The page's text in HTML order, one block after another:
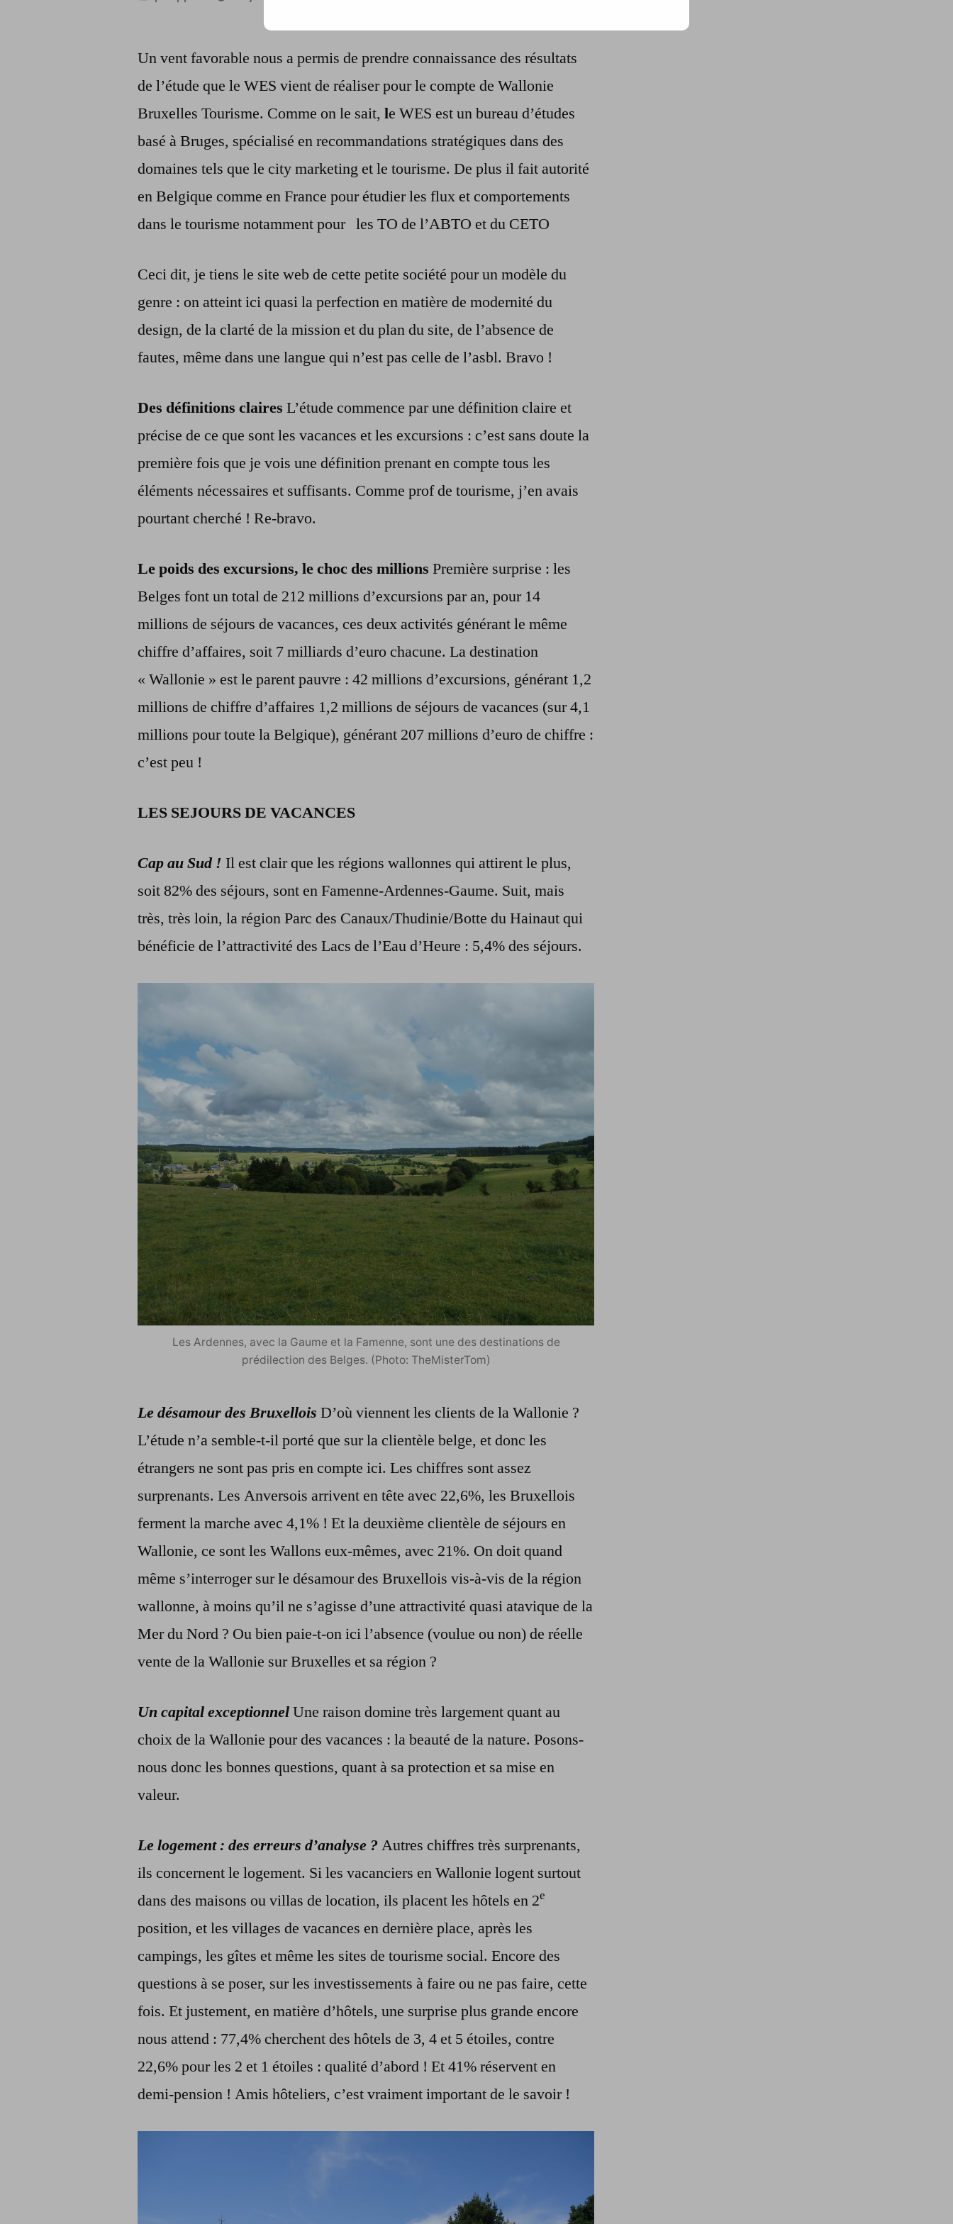
Wallonie,
parent
des
destinations
de
vacances
Un vent favorable nous a permis de prendre connaissance des résultats
de l’étude que le WES vient de réaliser pour le compte de Wallonie
Bruxelles Tourisme. Comme on le sait, le WES est un bureau d’études
basé à Bruges, spécialisé en recommandations stratégiques dans des
domaines tels que le city marketing et le tourisme. De plus il fait autorité
en Belgique comme en France pour étudier les flux et comportements
dans le tourisme notamment pour les TO de l’ABTO et du CETO
Ceci dit, je tiens le site web de cette petite société pour un modèle du
genre : on atteint ici quasi la perfection en matière de modernité du
design, de la clarté de la mission et du plan du site, de l’absence de
fautes, même dans une langue qui n’est pas celle de l’asbl. Bravo !
Des définitions claires L’étude commence par une définition claire et
précise de ce que sont les vacances et les excursions : c’est sans doute la
première fois que je vois une définition prenant en compte tous les
éléments nécessaires et suffisants. Comme prof de tourisme, j’en avais
pourtant cherché ! Re-bravo.
Le poids des excursions, le choc des millions Première surprise : les
Belges font un total de 212 millions d’excursions par an, pour 14
millions de séjours de vacances, ces deux activités générant le même
chiffre d’affaires, soit 7 milliards d’euro chacune. La destination
« Wallonie » est le parent pauvre : 42 millions d’excursions, générant 1,2
millions de chiffre d’affaires 1,2 millions de séjours de vacances (sur 4,1
millions pour toute la Belgique), générant 207 millions d’euro de chiffre :
c’est peu !
LES SEJOURS DE VACANCES
Cap au Sud ! Il est clair que les régions wallonnes qui attirent le plus,
soit 82% des séjours, sont en Famenne-Ardennes-Gaume. Suit, mais
très, très loin, la région Parc des Canaux/Thudinie/Botte du Hainaut qui
bénéficie de l’attractivité des Lacs de l’Eau d’Heure : 5,4% des séjours.
Les Ardennes, avec la Gaume et la Famenne, sont une des destinations de
prédilection des Belges. (Photo: TheMisterTom)
Le désamour des Bruxellois D’où viennent les clients de la Wallonie ?
L’étude n’a semble-t-il porté que sur la clientèle belge, et donc les
étrangers ne sont pas pris en compte ici. Les chiffres sont assez
surprenants. Les Anversois arrivent en tête avec 22,6%, les Bruxellois
ferment la marche avec 4,1% ! Et la deuxième clientèle de séjours en
Wallonie, ce sont les Wallons eux-mêmes, avec 21%. On doit quand
même s’interroger sur le désamour des Bruxellois vis-à-vis de la région
wallonne, à moins qu’il ne s’agisse d’une attractivité quasi atavique de la
Mer du Nord ? Ou bien paie-t-on ici l’absence (voulue ou non) de réelle
vente de la Wallonie sur Bruxelles et sa région ?
Un capital exceptionnelUne raison domine très largement quant au
choix de la Wallonie pour des vacances : la beauté de la nature. Posons-
nous donc les bonnes questions, quant à sa protection et sa mise en
valeur.
Le logement : des erreurs d’analyse ?Autres chiffres très surprenants,
ils concernent le logement. Si les vacanciers en Wallonie logent surtout
dans des maisons ou villas de location, ils placent les hôtels en 2e
position, et les villages de vacances en dernière place, après les
campings, les gîtes et même les sites de tourisme social. Encore des
questions à se poser, sur les investissements à faire ou ne pas faire, cette
fois. Et justement, en matière d’hôtels, une surprise plus grande encore
nous attend : 77,4% cherchent des hôtels de 3, 4 et 5 étoiles, contre
22,6% pour les 2 et 1 étoiles : qualité d’abord ! Et 41% réservent en
demi-pension ! Amis hôteliers, c’est vraiment important de le savoir !